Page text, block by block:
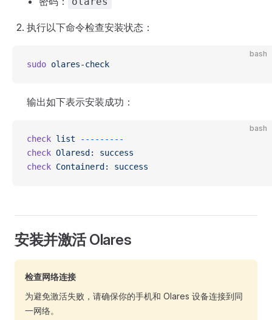
执行以下命令检查安装状态：
bash
sudo olares-check
输出如下表示安装成功：
bash
check list ---------
check Olaresd:
success
check Containerd: success
安装并激活 Olares
检查网络连接
为避免激活失败，请确保你的手机和 Olares 设备连接到同
一网络。